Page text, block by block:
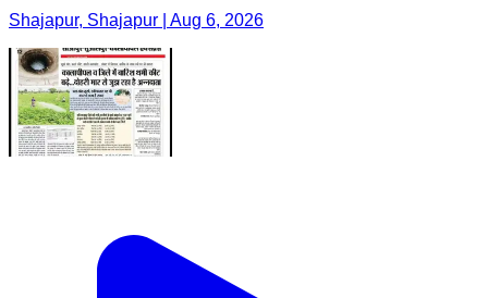
Shajapur, Shajapur | Aug 6, 2026